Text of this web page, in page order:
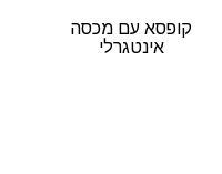
קופסא עם מכסה
אינטגרלי